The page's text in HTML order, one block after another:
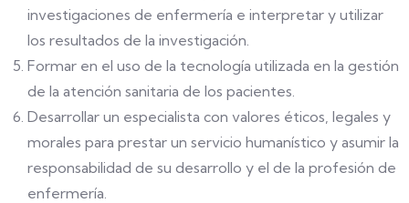
investigaciones de enfermería e interpretar y utilizar
los resultados de la investigación.
Formar en el uso de la tecnología utilizada en la gestión
de la atención sanitaria de los pacientes.
Desarrollar un especialista con valores éticos, legales y
morales para prestar un servicio humanístico y asumir la
responsabilidad de su desarrollo y el de la profesión de
enfermería.